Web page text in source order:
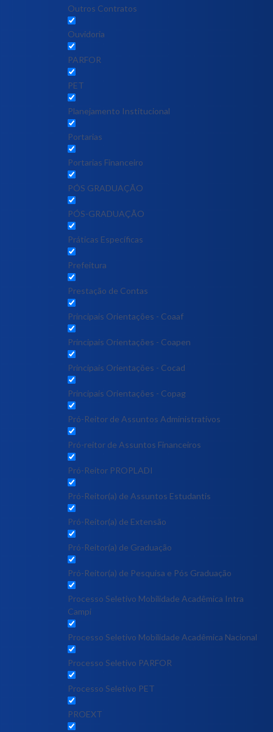
Outros Contratos
Ouvidoria
PARFOR
PET
Planejamento Institucional
Portarias
Portarias Financeiro
PÓS GRADUAÇÃO
PÓS-GRADUAÇÃO
Práticas Específicas
Prefeitura
Prestação de Contas
Principais Orientações - Coaaf
Principais Orientações - Coapen
Principais Orientações - Cocad
Principais Orientações - Copag
Pró-Reitor de Assuntos Administrativos
Pró-reitor de Assuntos Financeiros
Pró-Reitor PROPLADI
Pró-Reitor(a) de Assuntos Estudantis
Pró-Reitor(a) de Extensão
Pró-Reitor(a) de Graduação
Pró-Reitor(a) de Pesquisa e Pós Graduação
Processo Seletivo Mobilidade Acadêmica Intra
Campi
Processo Seletivo Mobilidade Acadêmica Nacional
Processo Seletivo PARFOR
Processo Seletivo PET
PROEXT